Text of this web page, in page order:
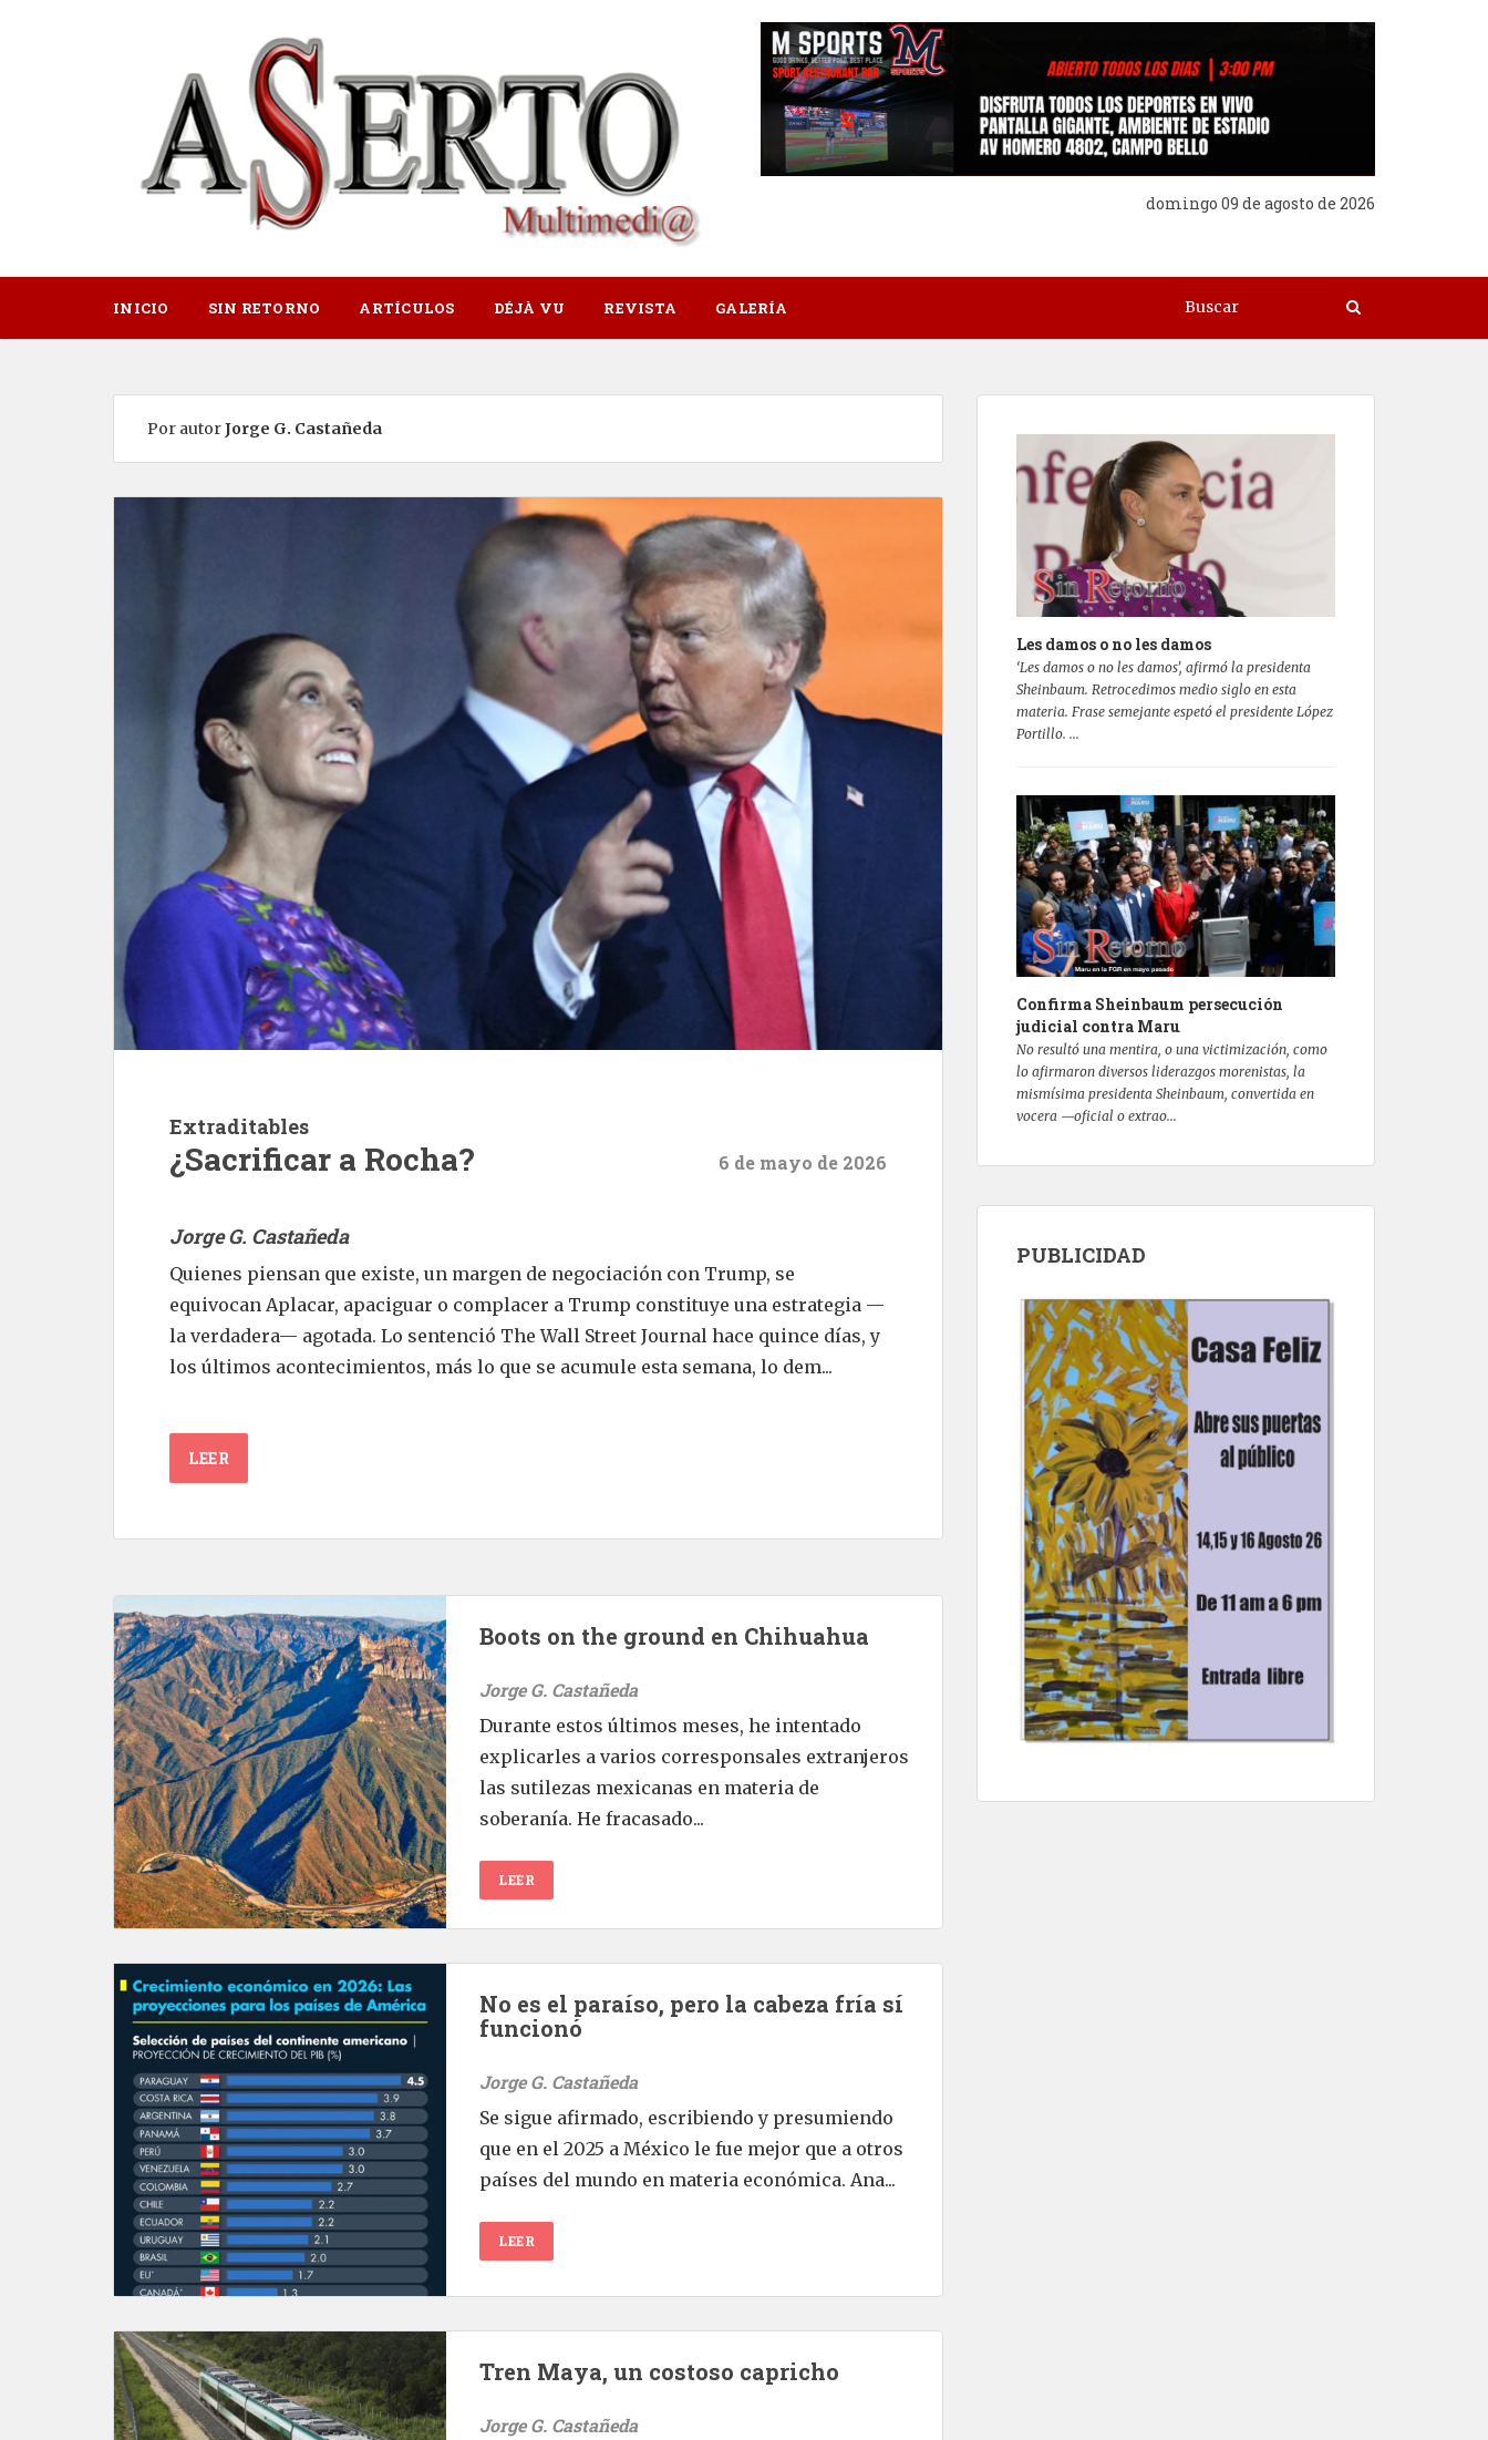
domingo 09 de agosto de 2026
INICIO SIN RETORNO ARTÍCULOS DÉJÀ VU REVISTA GALERÍA
Por autorJorge G. Castañeda
Extraditables
¿Sacrificar a Rocha? 6 de mayo de 2026
Jorge G. Castañeda
Quienes piensan que existe, un margen de negociación con Trump, se
equivocan Aplacar, apaciguar o complacer a Trump constituye una estrategia —
la verdadera— agotada. Lo sentenció The Wall Street Journal hace quince días, y
los últimos acontecimientos, más lo que se acumule esta semana, lo dem...
LEER
Boots on the ground en Chihuahua
Jorge G. Castañeda
Durante estos últimos meses, he intentado
explicarles a varios corresponsales extranjeros
las sutilezas mexicanas en materia de
soberanía. He fracasado...
LEER
No es el paraíso, pero la cabeza fría sí
funcionó
Jorge G. Castañeda
Se sigue afirmado, escribiendo y presumiendo
que en el 2025 a México le fue mejor que a otros
países del mundo en materia económica. Ana...
LEER
Tren Maya, un costoso capricho
Jorge G. Castañeda
Les damos o no les damos
‘Les damos o no les damos’, afirmó la presidenta
Sheinbaum. Retrocedimos medio siglo en esta
materia. Frase semejante espetó el presidente López
Portillo. ...
Confirma Sheinbaum persecución
judicial contra Maru
No resultó una mentira, o una victimización, como
lo afirmaron diversos liderazgos morenistas, la
mismísima presidenta Sheinbaum, convertida en
vocera —oficial o extrao...
PUBLICIDAD